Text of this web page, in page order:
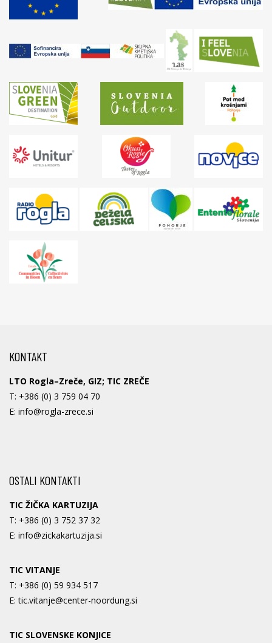
KONTAKT
LTO Rogla–Zreče, GIZ; TIC ZREČE
T: +386 (0) 3 759 04 70
E: info@rogla-zrece.si
OSTALI KONTAKTI
TIC ŽIČKA KARTUZIJA
T: +386 (0) 3 752 37 32
E: info@zickakartuzija.si
TIC VITANJE
T: +386 (0) 59 934 517
E:tic.vitanje@center-noordung.si
TIC SLOVENSKE KONJICE